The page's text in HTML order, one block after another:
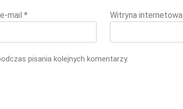
mail * Witryna internetowa
pisania kolejnych komentarzy.